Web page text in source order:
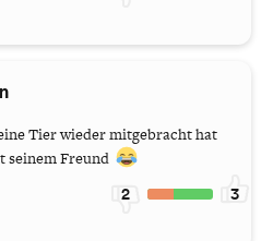
Tier wieder mitgebracht hat
seinem Freund
2 3